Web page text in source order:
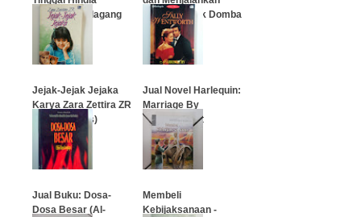
(Janjinya pedagang
telur)
…
Usaha Ternak Domba
…
Jejak-Jejak Jejaka
Karya Zara Zettira ZR
(Novel Bekas)
…
Jual Novel Harlequin:
Marriage By
Arrangement
…
Jual Buku: Dosa-
Dosa Besar (Al-
Membeli
Kebijaksanaan -